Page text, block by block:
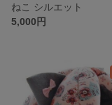
ねこ シルエット
5,000円